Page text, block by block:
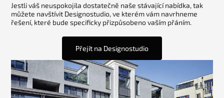
Jestli váš neuspokojila dostatečně naše stávající nabídka, tak
můžete navštívit Designostudio, ve kterém vám navrhneme
řešení, které bude specificky přizpůsobeno vaším přáním.
Přejít na Designostudio